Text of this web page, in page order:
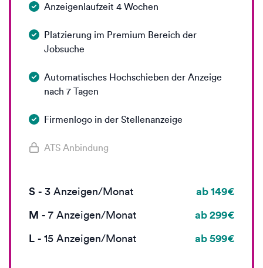
Anzeigenlaufzeit 4 Wochen
Platzierung im Premium Bereich der
Jobsuche
Automatisches Hochschieben der Anzeige
nach 7 Tagen
Firmenlogo in der Stellenanzeige
ATS Anbindung
S - 3 Anzeigen/Monat
ab 149€
M - 7 Anzeigen/Monat
ab 299€
L - 15 Anzeigen/Monat ab 599€